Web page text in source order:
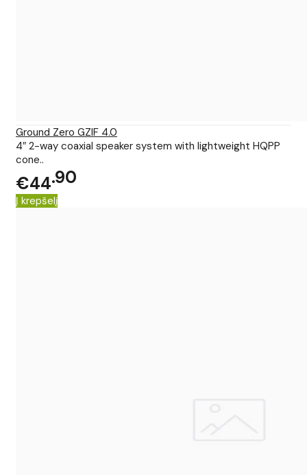
Ground Zero GZIF 4.0
4″ 2-way coaxial speaker system with lightweight HQPP
cone..
€44 90
Į krepšelį